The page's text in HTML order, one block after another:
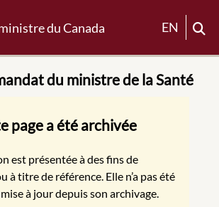
du Canada EN
du ministre de la Santé
d'avertissement
page a été archivée
est présentée à des fins de
à titre de référence. Elle n’a pas été
à jour depuis son archivage.